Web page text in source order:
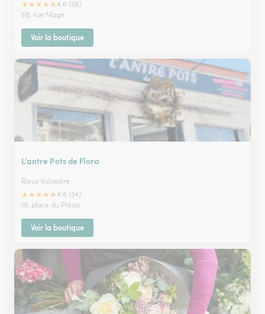
★★★★★4.6 (56)
68, rue Mage
Voir la boutique
L’antre Pots de Flora
Rieux Volvestre
★★★★★4.8 (34)
19, place du Préau
Voir la boutique